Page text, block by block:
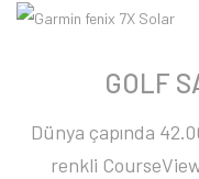
GOLF
Dünya çapında
renkli